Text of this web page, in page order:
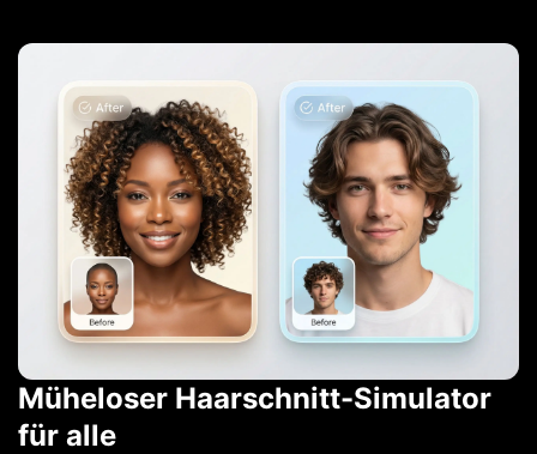
Müheloser Haarschnitt-Simulator
für alle